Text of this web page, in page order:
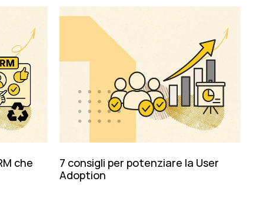
che
7 consigli per potenziare la User
Adoption